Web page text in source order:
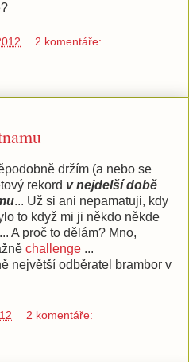
2 komentáře:
držím (a nebo se
rekord vnejdelší době
... Už si ani nepamatuji, kdy
to když mi ji někdo někde
A proč to dělám? Mno,
challenge ...
největší odběratel brambor v
2 komentáře: